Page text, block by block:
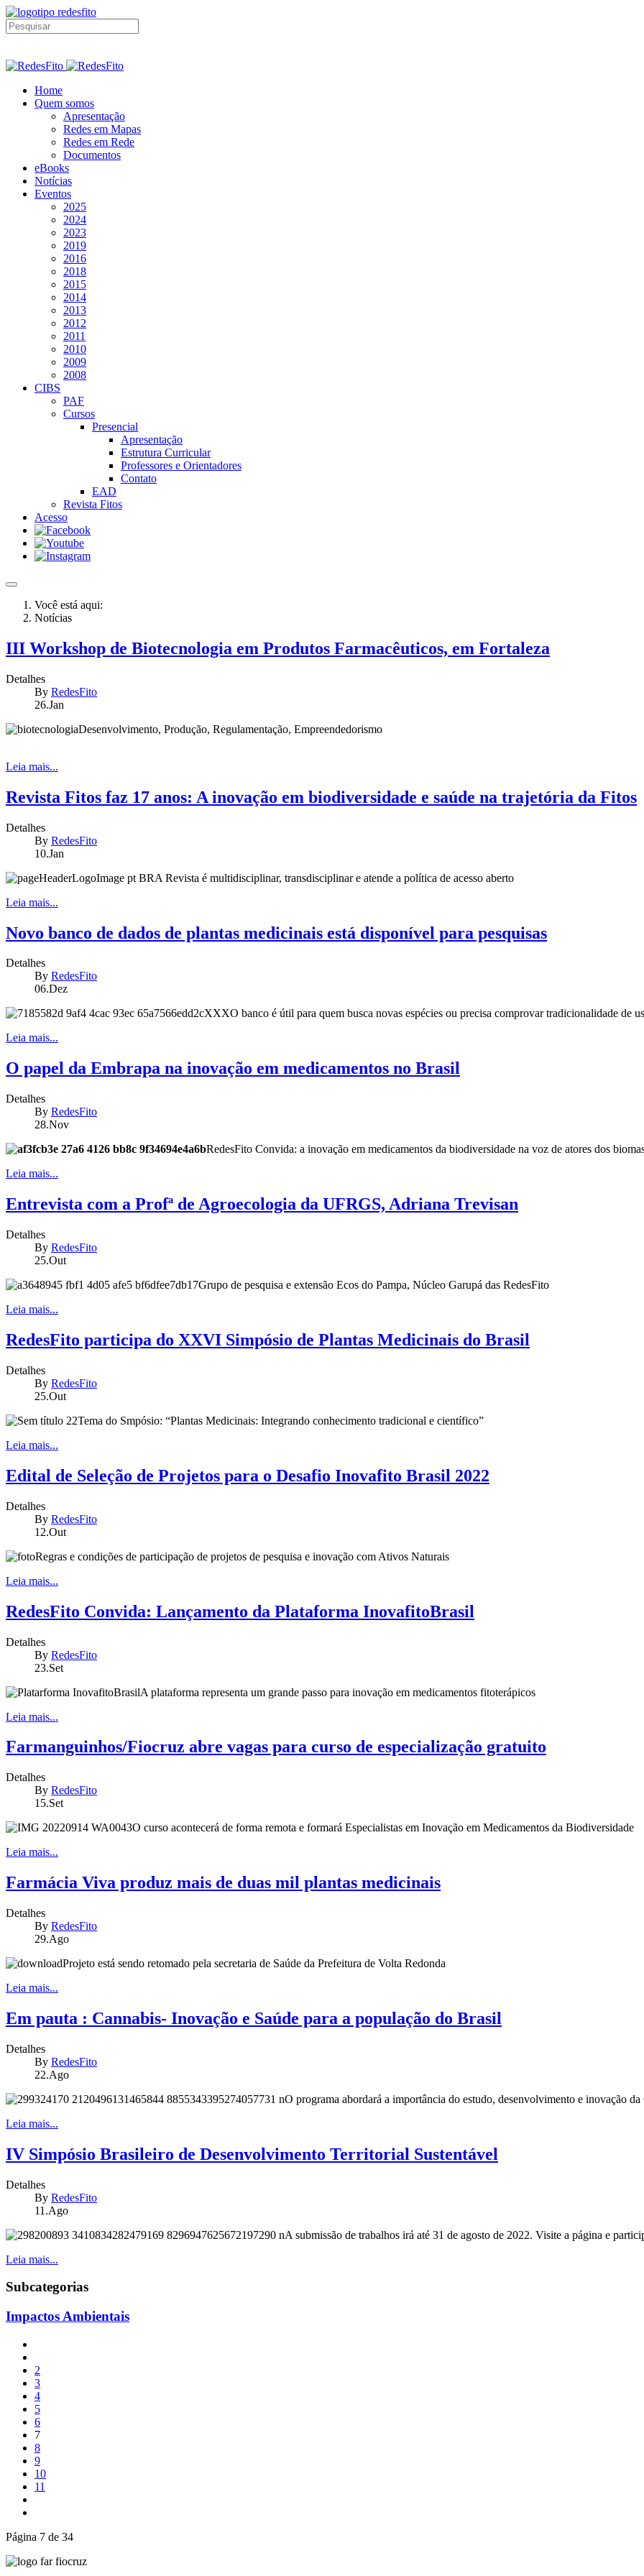
Home
Quem somos
Apresentação
Redes em Mapas
Redes em Rede
Documentos
eBooks
Notícias
Eventos
2025
2024
2023
2019
2016
2018
2015
2014
2013
2012
2011
2010
2009
2008
CIBS
PAF
Cursos
Presencial
Apresentação
Estrutura Curricular
Professores e Orientadores
Contato
EAD
Revista Fitos
Acesso
Você está aqui:
Notícias
III Workshop de Biotecnologia em Produtos Farmacêuticos, em Fortaleza
Detalhes
By RedesFito
26.Jan
Desenvolvimento, Produção, Regulamentação, Empreendedorismo
Leia mais...
Revista Fitos faz 17 anos: A inovação em biodiversidade e saúde na trajetória da Fitos
Detalhes
By RedesFito
10.Jan
A Revista é multidisciplinar, transdisciplinar e atende a política de acesso aberto
Leia mais...
Novo banco de dados de plantas medicinais está disponível para pesquisas
Detalhes
By RedesFito
06.Dez
O banco é útil para quem busca novas espécies ou precisa comprovar tradicionalidade de
Leia mais...
O papel da Embrapa na inovação em medicamentos no Brasil
Detalhes
By RedesFito
28.Nov
RedesFito Convida: a inovação em medicamentos da biodiversidade na voz de atores dos
Leia mais...
Entrevista com a Profª de Agroecologia da UFRGS, Adriana Trevisan
Detalhes
By RedesFito
25.Out
Grupo de pesquisa e extensão Ecos do Pampa, Núcleo Garupá das RedesFito
Leia mais...
RedesFito participa do XXVI Simpósio de Plantas Medicinais do Brasil
Detalhes
By RedesFito
25.Out
Tema do Smpósio: “Plantas Medicinais: Integrando conhecimento tradicional e científico”
Leia mais...
Edital de Seleção de Projetos para o Desafio Inovafito Brasil 2022
Detalhes
By RedesFito
12.Out
Regras e condições de participação de projetos de pesquisa e inovação com Ativos Naturais
Leia mais...
RedesFito Convida: Lançamento da Plataforma InovafitoBrasil
Detalhes
By RedesFito
23.Set
A plataforma representa um grande passo para inovação em medicamentos fitoterápicos
Leia mais...
Farmanguinhos/Fiocruz abre vagas para curso de especialização gratuito
Detalhes
By RedesFito
15.Set
O curso acontecerá de forma remota e formará Especialistas em Inovação em Medicamentos da Biodiversidade
Leia mais...
Farmácia Viva produz mais de duas mil plantas medicinais
Detalhes
By RedesFito
29.Ago
Projeto está sendo retomado pela secretaria de Saúde da Prefeitura de Volta Redonda
Leia mais...
Em pauta : Cannabis- Inovação e Saúde para a população do Brasil
Detalhes
By RedesFito
22.Ago
O programa abordará a importância do estudo, desenvolvimento e inovação da
Leia mais...
IV Simpósio Brasileiro de Desenvolvimento Territorial Sustentável
Detalhes
By RedesFito
11.Ago
A submissão de trabalhos irá até 31 de agosto de 2022. Visite a página e
Leia mais...
Subcategorias
Impactos Ambientais
2
3
4
5
6
7
8
9
10
11
Página 7 de 34